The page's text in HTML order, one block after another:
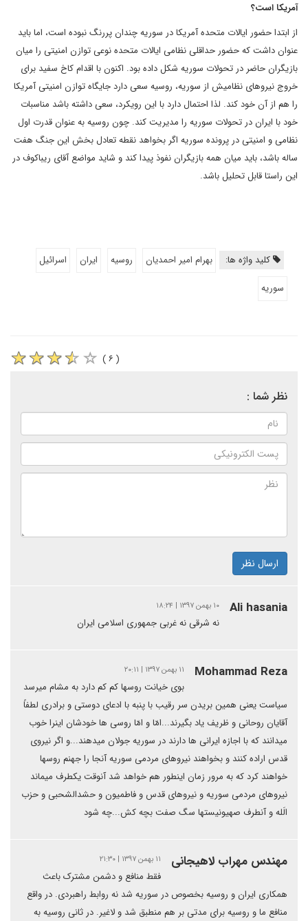
آمریکا است؟
از ابتدا حضور ایالات متحده آمریکا در سوریه چندان پررنگ نبوده است، اما باید
عنوان داشت که حضور حداقلی نظامی ایالات متحده نوعی توازن امنیتی را میان
بازیگران حاضر در تحولات سوریه شکل داده بود. اکنون با اقدام کاخ سفید برای
خروج نیروهای نظامیش از سوریه، روسیه سعی دارد جایگاه توازن امنیتی آمریکا
را هم از آن خود کند. لذا احتمال دارد با این رویکرد، سعی داشته باشد مناسبات
خود با ایران در تحولات سوریه را مدیریت کند. چون روسیه به عنوان قدرت اول
نظامی و امنیتی در پرونده سوریه اگر بخواهد نقطه تعادل بخش این جنگ هفت
ساله باشد، باید میان همه بازیگران نفوذ پیدا کند و شاید مواضع آقای ریباکوف در
این راستا قابل تحلیل باشد.
کلید واژه ها: بهرام امیر احمدیان روسیه ایران
اسرائیل
سوریه
( ۶ )
نظر شما :
ارسال نظر
Ali hasania ۱۰ بهمن ۱۳۹۷ | ۱۸:۲۴
نه شرقی نه غربی جمهوری اسلامی ایران
Mohammad Reza ۱۱ بهمن ۱۳۹۷ | ۲۰:۱۱
بوی خیانت روسها کم کم دارد به مشام میرسد
سیاست یعنی همین بریدن سر رقیب با پنبه با ادعای دوستی و برادری لطفاً
آقایان روحانی و ظریف یاد بگیرند...امّا و امّا روسی ها خودشان اینرا خوب
میدانند که با اجازه ایرانی ها دارند در سوریه جولان میدهند...و اگر نیروی
قدس اراده کنند و بخواهند نیروهای مردمی سوریه آنجا را جهنم روسها
خواهند کرد که به مرور زمان اینطور هم خواهد شد آنوقت یکطرف میماند
نیروهای مردمی سوریه و نیروهای قدس و فاطمیون و حشدالشحبی و حزب
الَله و آنطرف صهیونیستها سگ صفت بچه کش...چه شود
مهندس مهراب لاهیجانی ۱۱ بهمن ۱۳۹۷ | ۲۱:۳۰
فقط منافع و دشمن مشترک باعث
همکاری ایران و روسیه بخصوص در سوریه شد نه روابط راهبردی. در واقع
منافع ما و روسیه برای مدتی بر هم منطبق شد و لاغیر. در ثانی روسیه به